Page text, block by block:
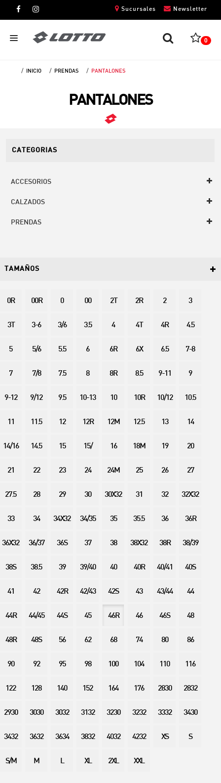
Newsletter
Sucursales
0
INICIO PRENDAS PANTALONES
PANTALONES
CATEGORIAS
ACCESORIOS
CALZADOS
PRENDAS
TAMAÑOS
0R 00R 0 00 2T 2R 2 3
3T 3-6 3/6 3.5 4 4T 4R 4.5
5 5/6 5.5 6 6R 6X 6.5 7-8
7 7/8 7.5 8 8R 8.5 9-11 9
9-12 9/12 9.5 10-13 10 10R 10/12 10.5
11 11.5 12 12R 12M 12.5 13 14
14/16 14.5 15 15/ 16 18M 19 20
21 22 23 24 24M 25 26 27
27.5 28 29 30 30X32 31 32 32X32
33 34 34X32 34/35 35 35.5 36 36R
36X32 36/37 36S 37 38 38X32 38R 38/39
38S 38.5 39 39/40 40 40R 40/41 40S
41 42 42R 42/43 42S 43 43/44 44
44R 44/45 44S 45 46R 46 46S 48
48R 48S 56 62 68 74 80 86
90 92 95 98 100 104 110 116
122 128 140 152 164 176 2830 2832
2930 3030 3032 3132 3230 3232 3332 3430
3432 3632 3634 3832 4032 4232 XS S
S/M M L XL 2XL XXL